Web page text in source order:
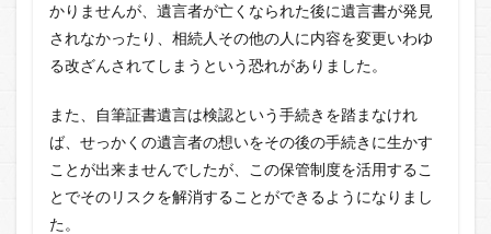
かりませんが、遺言者が亡くなられた後に遺言書が発見
されなかったり、相続人その他の人に内容を変更いわゆ
る改ざんされてしまうという恐れがありました。
また、自筆証書遺言は検認という手続きを踏まなけれ
ば、せっかくの遺言者の想いをその後の手続きに生かす
ことが出来ませんでしたが、この保管制度を活用するこ
とでそのリスクを解消することができるようになりまし
た。